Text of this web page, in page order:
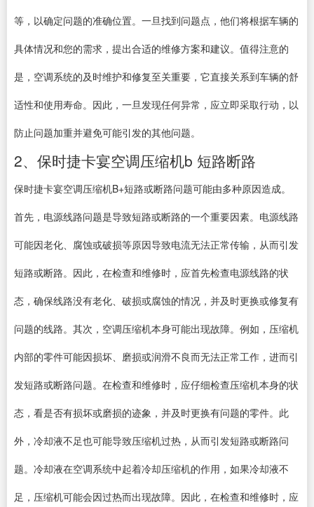
等，以确定问题的准确位置。一旦找到问题点，他们将根据车辆的
具体情况和您的需求，提出合适的维修方案和建议。值得注意的
是，空调系统的及时维护和修复至关重要，它直接关系到车辆的舒
适性和使用寿命。因此，一旦发现任何异常，应立即采取行动，以
防止问题加重并避免可能引发的其他问题。
2、保时捷卡宴空调压缩机b 短路断路
保时捷卡宴空调压缩机B+短路或断路问题可能由多种原因造成。
首先，电源线路问题是导致短路或断路的一个重要因素。电源线路
可能因老化、腐蚀或破损等原因导致电流无法正常传输，从而引发
短路或断路。因此，在检查和维修时，应首先检查电源线路的状
态，确保线路没有老化、破损或腐蚀的情况，并及时更换或修复有
问题的线路。其次，空调压缩机本身可能出现故障。例如，压缩机
内部的零件可能因损坏、磨损或润滑不良而无法正常工作，进而引
发短路或断路问题。在检查和维修时，应仔细检查压缩机本身的状
态，看是否有损坏或磨损的迹象，并及时更换有问题的零件。此
外，冷却液不足也可能导致压缩机过热，从而引发短路或断路问
题。冷却液在空调系统中起着冷却压缩机的作用，如果冷却液不
足，压缩机可能会因过热而出现故障。因此，在检查和维修时，应